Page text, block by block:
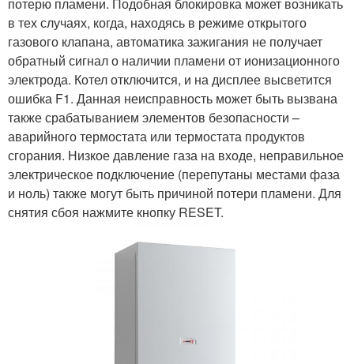
потерю пламени. Подобная блокировка может возникать
в тех случаях, когда, находясь в режиме открытого
газового клапана, автоматика зажигания не получает
обратный сигнал о наличии пламени от ионизационного
электрода. Котел отключится, и на дисплее высветится
ошибка F1. Данная неисправность может быть вызвана
также срабатыванием элементов безопасности –
аварийного термостата или термостата продуктов
сгорания. Низкое давление газа на входе, неправильное
электрическое подключение (перепутаны местами фаза
и ноль) также могут быть причиной потери пламени. Для
снятия сбоя нажмите кнопку RESET.